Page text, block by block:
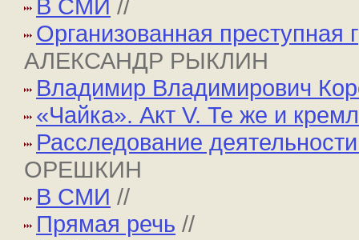
В СМИ //
Организованная преступная
АЛЕКСАНДР РЫКЛИН
Владимир Владимирович
«Чайка». Акт V. Те же и
Расследование
ОРЕШКИН
В СМИ //
Прямая речь //